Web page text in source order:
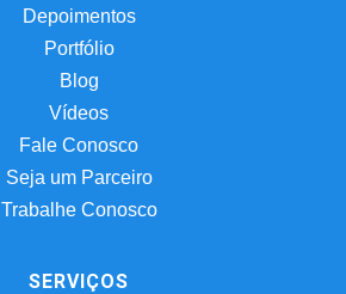
Depoimentos
Portfólio
Blog
Vídeos
Fale Conosco
Seja um Parceiro
Trabalhe Conosco
SERVIÇOS